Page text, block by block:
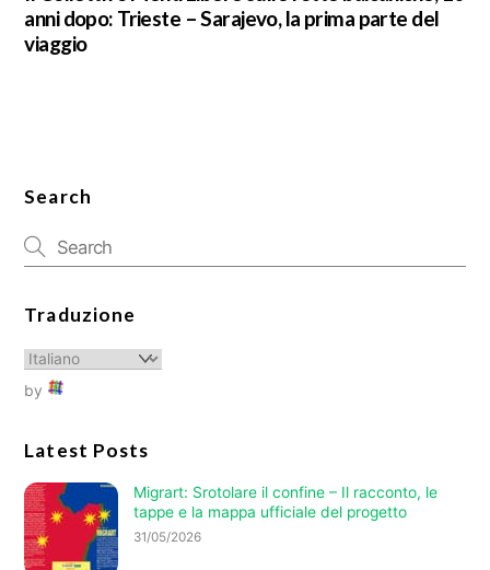
anni dopo: Trieste – Sarajevo, la prima parte del
viaggio
Search
Traduzione
by
Latest Posts
Migrart: Srotolare il confine – Il racconto, le
tappe e la mappa ufficiale del progetto
31/05/2026